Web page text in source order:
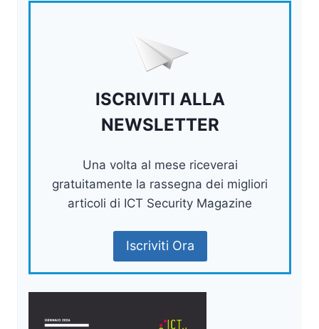
ISCRIVITI ALLA
NEWSLETTER
Una volta al mese riceverai
gratuitamente la rassegna dei migliori
articoli di ICT Security Magazine
Iscriviti Ora